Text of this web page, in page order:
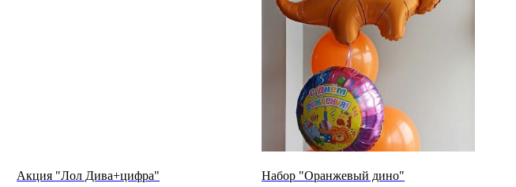
Акция "Лол Дива+цифра" Набор "Оранжевый дино"